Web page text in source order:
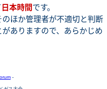
日本時間です。
ほか管理者が不適切と判断
ありますので、あらかじめ
-